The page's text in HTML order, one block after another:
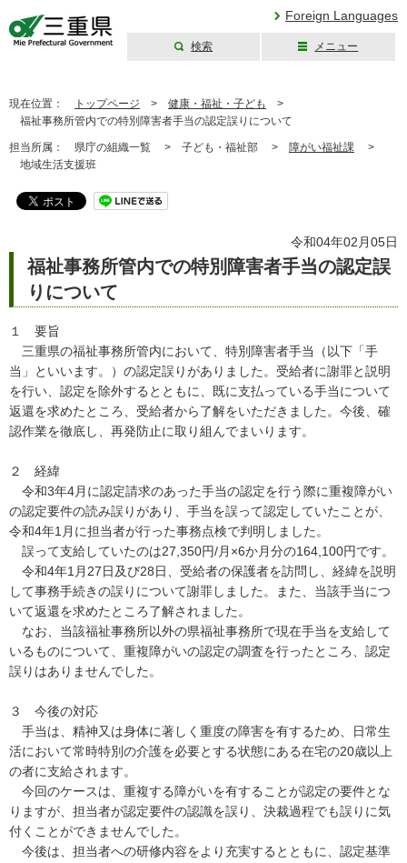
Foreign Languages
検索 メニュー
現在位置： トップページ > 健康・福祉・子ども
>
福祉事務所管内での特別障害者手当の認定誤りについて
担当所属： 県庁の組織一覧 > 子ども・福祉部 > 障がい福祉課 >
地域生活支援班
令和04年02月05日
福祉事務所管内での特別障害者手当の認定誤
りについて
１ 要旨
三重県の福祉事務所管内において、特別障害者手当（以下「手
当」といいます。）の認定誤りがありました。受給者に謝罪と説明
を行い、認定を除外するとともに、既に支払っている手当について
返還を求めたところ、受給者から了解をいただきました。今後、確
認作業を徹底し、再発防止に取り組んでまいります。
２ 経緯
令和3年4月に認定請求のあった手当の認定を行う際に重複障がい
の認定要件の読み誤りがあり、手当を誤って認定していたことが、
令和4年1月に担当者が行った事務点検で判明しました。
誤って支給していたのは27,350円/月×6か月分の164,100円です。
令和4年1月27日及び28日、受給者の保護者を訪問し、経緯を説明
して事務手続きの誤りについて謝罪しました。また、当該手当につ
いて返還を求めたところ了解されました。
なお、当該福祉事務所以外の県福祉事務所で現在手当を支給して
いるものについて、重複障がいの認定の調査を行ったところ、認定
誤りはありませんでした。
３ 今後の対応
手当は、精神又は身体に著しく重度の障害を有するため、日常生
活において常時特別の介護を必要とする状態にある在宅の20歳以上
の者に支給されます。
今回のケースは、重複する障がいを有することが認定の要件とな
りますが、担当者が認定要件の認識を誤り、決裁過程でも誤りに気
付くことができませんでした。
今後は、担当者への研修内容をより充実するとともに、認定基準